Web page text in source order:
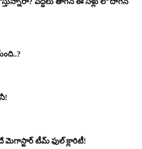
మెగాస్టార్ టీమ్ ఫుల్ క్లారిటీ!